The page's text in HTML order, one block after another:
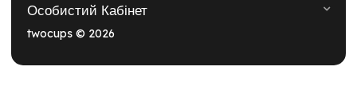
Особистий Кабінет
twocups © 2026